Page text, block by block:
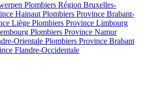
Plombiers Région Bruxelles-
Hainaut Plombiers Province Brabant-
Liège Plombiers Province Limbourg
Plombiers Province Namur
Orientale Plombiers Province Brabant
Flandre-Occidentale